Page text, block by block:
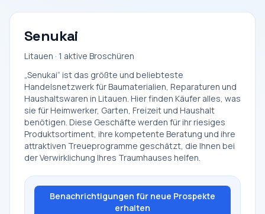
Senukai
Litauen · 1 aktive Broschüren
„Senukai“ ist das größte und beliebteste
Handelsnetzwerk für Baumaterialien, Reparaturen und
Haushaltswaren in Litauen. Hier finden Käufer alles, was
sie für Heimwerker, Garten, Freizeit und Haushalt
benötigen. Diese Geschäfte werden für ihr riesiges
Produktsortiment, ihre kompetente Beratung und ihre
attraktiven Treueprogramme geschätzt, die Ihnen bei
der Verwirklichung Ihres Traumhauses helfen.
Benachrichtigungen für neue Prospekte
erhalten